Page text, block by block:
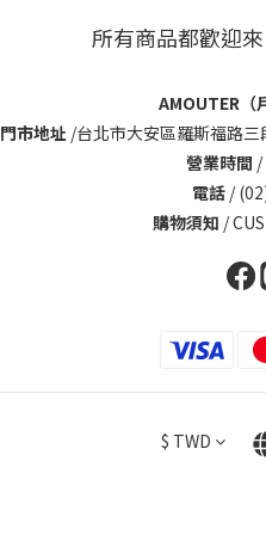
所有商品都歡迎
AMOUTER（
門市地址 /台北市大安區羅斯福路
營業時間 /
電話 /
購物須知 /
$ TWD